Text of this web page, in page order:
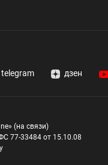
telegram дзен
(на связи)
77-33484 от 15.10.08